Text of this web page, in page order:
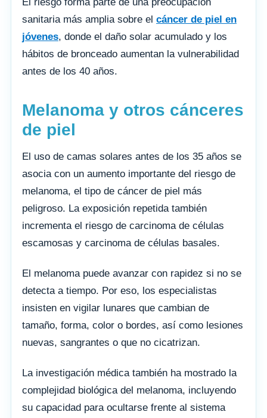
sanitaria más amplia sobre el cáncer de piel en
jóvenes, donde el daño solar acumulado y los
hábitos de bronceado aumentan la vulnerabilidad
antes de los 40 años.
Melanoma y otros cánceres
de piel
El uso de camas solares antes de los 35 años se
asocia con un aumento importante del riesgo de
melanoma, el tipo de cáncer de piel más
peligroso. La exposición repetida también
incrementa el riesgo de carcinoma de células
escamosas y carcinoma de células basales.
El melanoma puede avanzar con rapidez si no se
detecta a tiempo. Por eso, los especialistas
insisten en vigilar lunares que cambian de
tamaño, forma, color o bordes, así como lesiones
nuevas, sangrantes o que no cicatrizan.
La investigación médica también ha mostrado la
complejidad biológica del melanoma, incluyendo
su capacidad para ocultarse frente al sistema